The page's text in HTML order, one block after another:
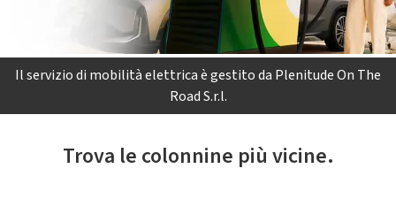
Il servizio di mobilità elettrica è gestito da Plenitude On The
Road S.r.l.
Trova le colonnine più vicine.